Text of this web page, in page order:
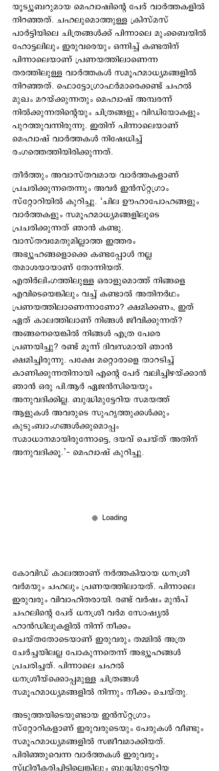
യൂട്യൂബറുമായ മെഹ്വാഷിന്റെ പേര് വാര്‍ത്തകളില്‍
നിറഞ്ഞത്. ചഹലുമൊത്തുള്ള ക്രിസ്മസ്
പാര്‍ട്ടിയിലെ ചിത്രങ്ങള്‍ക്ക് പിന്നാലെ മുംബൈയില്‍
ഹോട്ടലിലും ഇരുവരെയും ഒന്നിച്ച് കണ്ടതിന്
പിന്നാലെയാണ് പ്രണയത്തിലാണെന്ന
തരത്തിലുള്ള വാര്‍ത്തകള്‍ സമൂഹമാധ്യമങ്ങളില്‍
നിറഞ്ഞത്. ഫൊട്ടോഗ്രാഫര്‍മാരെക്കണ്ട് ചഹല്‍
മുഖം മറയ്ക്കുന്നതും മെഹ്വാഷ് അമ്പരന്ന്
നില്‍ക്കുന്നതിന്റെയും ചിത്രങ്ങളും വിഡിയോകളും
പുറത്തുവന്നിരുന്നു. ഇതിന് പിന്നാലെയാണ്
മെഹ്വാഷ് വാര്‍ത്തകള്‍ നിഷേധിച്ച്
രംഗത്തെത്തിയിരിക്കുന്നത്.
തീര്‍ത്തും അവാസ്തവമായ വാര്‍ത്തകളാണ്
പ്രചരിക്കുന്നതെന്നും അവര്‍ ഇന്‍സ്റ്റഗ്രാം
സ്റ്റോറിയില്‍ കുറിച്ചു. ‘ചില ഊഹാപോഹങ്ങളും
വാര്‍ത്തകളും സമൂഹമാധ്യമങ്ങളിലൂടെ
പ്രചരിക്കുന്നത് ഞാന്‍ കണ്ടു.
വാസ്തവമേതുമില്ലാത്ത ഇത്തരം
അഭ്യൂഹങ്ങളൊക്കെ കണ്ടപ്പോള്‍ നല്ല
തമാശയായാണ് തോന്നിയത്.
എതിര്‍ലിംഗത്തിലുള്ള ഒരാളുമൊത്ത് നിങ്ങളെ
എവിടെയെങ്കിലും വച്ച് കണ്ടാല്‍ അതിനര്‍ഥം
പ്രണയത്തിലാണെന്നാണോ? ക്ഷമിക്കണം, ഇത്
ഏത് കാലത്തിലാണ് നിങ്ങള്‍ ജീവിക്കുന്നത്?
അങ്ങനെയെങ്കില്‍ നിങ്ങള്‍ എത്ര പേരെ
പ്രണയിച്ചു? രണ്ട് മൂന്ന് ദിവസമായി ഞാന്‍
ക്ഷമിച്ചിരുന്നു. പക്ഷേ മറ്റൊരാളെ താറടിച്ച്
കാണിക്കുന്നതിനായി എന്റെ പേര് വലിച്ചിഴയ്ക്കാന്‍
ഞാന്‍ ഒരു പി.ആര്‍ ഏജന്‍സിയെയും
അനുവദിക്കില്ല. ബുദ്ധിമുട്ടേറിയ സമയത്ത്
ആളുകള്‍ അവരുടെ സുഹൃത്തുക്കള്‍ക്കും
കുടുംബാംഗങ്ങള്‍ക്കുമൊപ്പം
സമാധാനമായിരുന്നോട്ടെ, ദയവ് ചെയ്ത് അതിന്
അനുവദിക്കൂ.’- മെഹ്വാഷ് കുറിച്ചു.
കോവിഡ് കാലത്താണ് നര്‍ത്തകിയായ ധനശ്രീ
വര്‍മയും ചഹലും പ്രണയത്തിലായത്. പിന്നാലെ
ഇരുവരും വിവാഹിതരായി. രണ്ട് വര്‍ഷം മുന്‍പ്
ചഹലിന്റെ പേര് ധനശ്രീ വര്‍മ സോഷ്യല്‍
ഹാന്‍ഡിലുകളില്‍ നിന്ന് നീക്കം
ചെയ്തതോടെയാണ് ഇരുവരും തമ്മില്‍ അത്ര
ചേര്‍ച്ചയിലല്ല പോകുന്നതെന്ന് അഭ്യൂഹങ്ങള്‍
പ്രചരിച്ചത്. പിന്നാലെ ചഹല്‍
ധനശ്രീയ്‌ക്കൊപ്പമുള്ള ചിത്രങ്ങള്‍
സമൂഹമാധ്യമങ്ങളില്‍ നിന്നും നീക്കം ചെയ്തു.
അടുത്തയിടെയുണ്ടായ ഇന്‍സ്റ്റഗ്രാം
സ്റ്റോറികളാണ് ഇരുവരുടെയും പേരുകള്‍ വീണ്ടും
സമൂഹമാധ്യമങ്ങളില്‍ സജീവമാക്കിയത്.
പിരിഞ്ഞുവെന്ന വാര്‍ത്തകള്‍ ഇരുവരും
സ്ഥിരീകരിച്ചിട്ടില്ലെങ്കിലും ബുദ്ധിമുട്ടേറിയ